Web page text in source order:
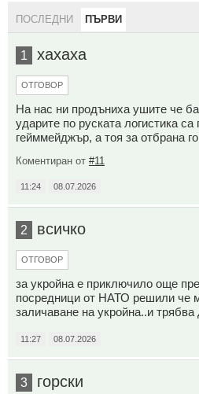
ПОСЛЕДНИ ПЪРВИ
1 хахаха
ОТГОВОР
На нас ни продъниха ушите че
ударите по руската логистика
гейммейджър, а тоя за отбрана
Коментиран от #11
11:24 08.07.2026
2 всичко
ОТГОВОР
за укройна е приключило още
посредници от НАТО решили че
заличаване на укройна..и
11:27 08.07.2026
3 горски